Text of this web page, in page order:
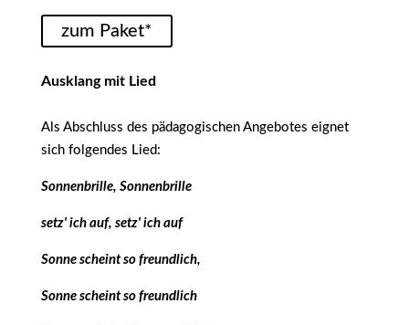
zum Paket*
Ausklang mit Lied
Als Abschluss des pädagogischen Angebotes eignet
sich folgendes Lied:
Sonnenbrille, Sonnenbrille
setz' ich auf, setz' ich auf
Sonne scheint so freundlich,
Sonne scheint so freundlich